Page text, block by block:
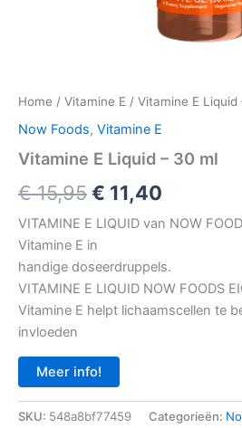
Home / Vitamine E / Vitamine E Liquid
Now Foods, Vitamine E
Vitamine E Liquid – 30 ml
€15,95Oorspronkelijke
prijs
was:
€ 15,95.
€ 11,40
prijs
€ 11,40.
VITAMINE E LIQUID van NOW
Vitamine E in
handige doseerdruppels.
VITAMINE E LIQUID NOW FOODS
Vitamine E helpt lichaamscellen te
invloeden
Meer info!
SKU: 548a8bf77459 Categorieën: